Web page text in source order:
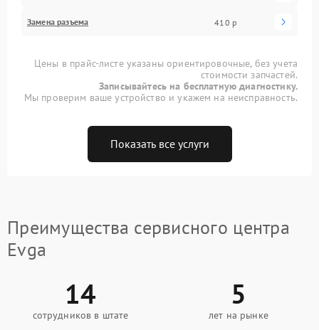
Замена разъема 410 р
Цены в прайс-листе указаны ориентировочные, без учета
стоимости запчастей.
Записывайтесь на бесплатную диагностику.
Мы проверим ваше устройство и укажем на неисправность.
Показать все услуги
Преимущества сервисного центра
Evga
14
сотрудников в штате
5
лет на рынке